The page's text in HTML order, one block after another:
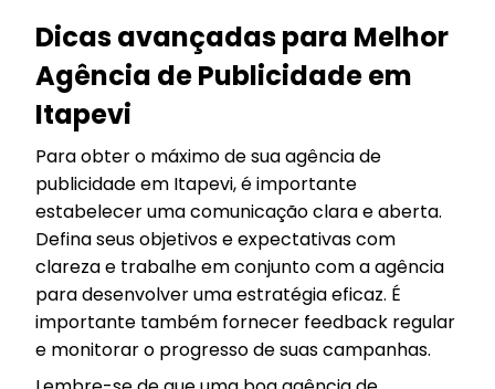
Dicas avançadas para Melhor
Agência de Publicidade em
Itapevi
Para obter o máximo de sua agência de
publicidade em Itapevi, é importante
estabelecer uma comunicação clara e aberta.
Defina seus objetivos e expectativas com
clareza e trabalhe em conjunto com a agência
para desenvolver uma estratégia eficaz. É
importante também fornecer feedback regular
e monitorar o progresso de suas campanhas.